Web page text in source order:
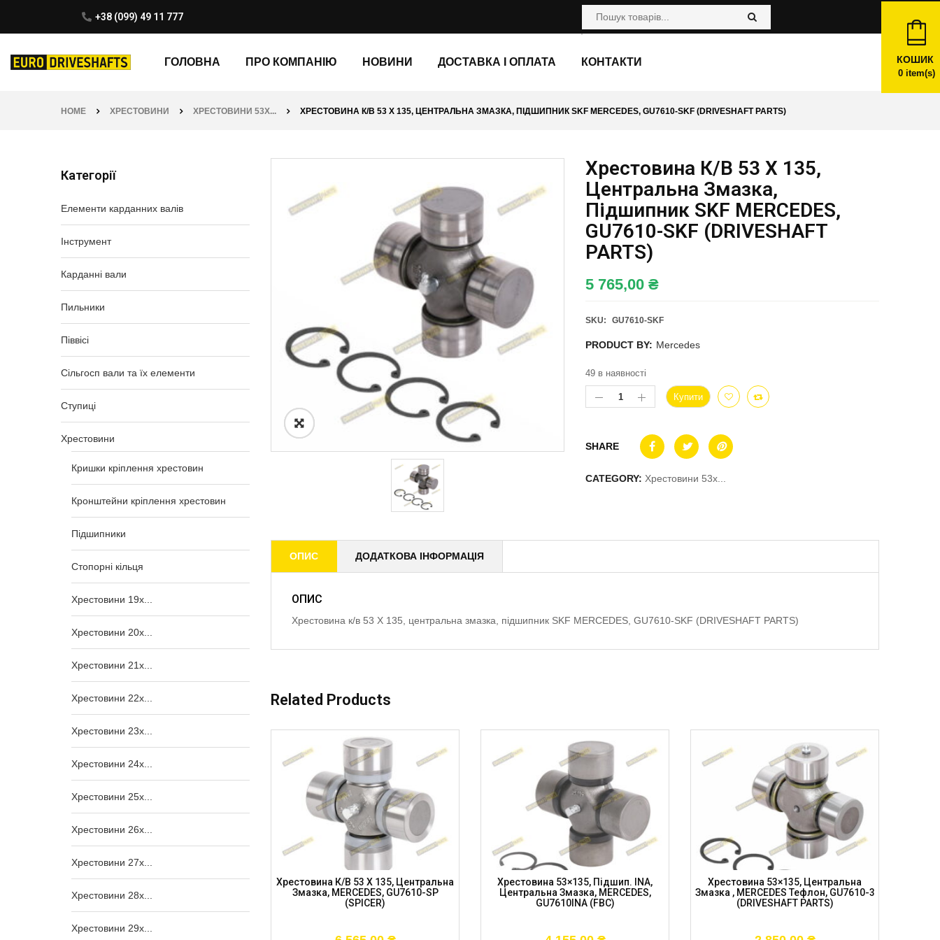
+38 (099) 49 11 777
ГОЛОВНА ПРО КОМПАНІЮ НОВИНИ ДОСТАВКА І ОПЛАТА КОНТАКТИ КОШИК
0item(s)
HOME ХРЕСТОВИНИ ХРЕСТОВИНИ 53X... ХРЕСТОВИНА К/В 53 X 135, ЦЕНТРАЛЬНА ЗМАЗКА, ПІДШИПНИК SKF MERCEDES, GU7610-SKF (DRIVESHAFT PARTS)
Категорії
Елементи карданних валів
Інструмент
Карданні вали
Пильники
Піввісі
Сільгосп вали та їх елементи
Ступиці
Хрестовини
Кришки кріплення хрестовин
Кронштейни кріплення хрестовин
Підшипники
Стопорні кільця
Хрестовини 19x...
Хрестовини 20x...
Хрестовини 21x...
Хрестовини 22x...
Хрестовини 23x...
Хрестовини 24x...
Хрестовини 25x...
Хрестовини 26x...
Хрестовини 27x...
Хрестовини 28x...
Хрестовини 29x...
Хрестовина К/в 53 X 135,
Центральна Змазка,
Підшипник SKF MERCEDES,
GU7610-SKF (DRIVESHAFT
PARTS)
5 765,00 ₴
SKU: GU7610-SKF
PRODUCT BY: Mercedes
49 в наявності
Купити
SHARE
CATEGORY: Хрестовини 53x...
ОПИС ДОДАТКОВА ІНФОРМАЦІЯ
ОПИС
Хрестовина к/в 53 X 135, центральна змазка, підшипник SKF MERCEDES, GU7610-SKF (DRIVESHAFT PARTS)
Related Products
Хрестовина 53×135, Центральна
Змазка , MERCEDES Тефлон, GU7610
Хрестовина К/в 53 X 135, Центральна
Змазка, MERCEDES, GU7610-SP
(SPICER)
Хрестовина 53×135, Підшип. INA,
Центральна Змазка, MERCEDES,
GU7610INA (FBC)
Хрестовина 53×135, Центральна
Змазка , MERCEDES Тефлон, GU7610-3
(DRIVESHAFT PARTS)